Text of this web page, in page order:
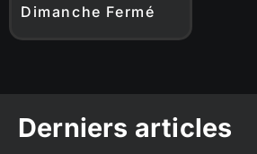
Dimanche Fermé
Derniers articles